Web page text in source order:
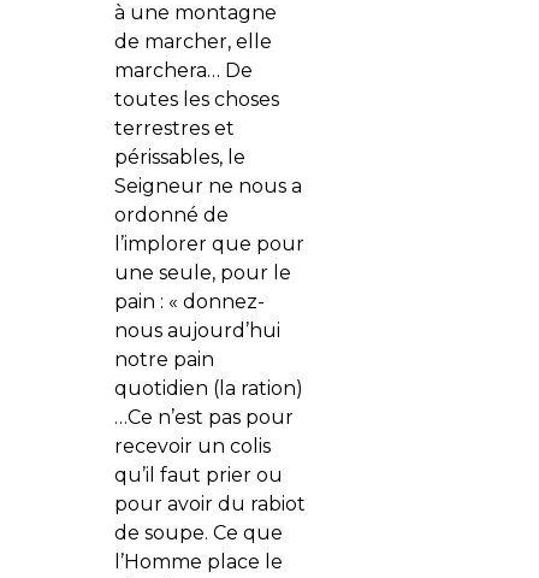
à une montagne
de marcher, elle
marchera… De
toutes les choses
terrestres et
périssables, le
Seigneur ne nous a
ordonné de
l’implorer que pour
une seule, pour le
pain : « donnez-
nous aujourd’hui
notre pain
quotidien (la ration)
…Ce n’est pas pour
recevoir un colis
qu’il faut prier ou
pour avoir du rabiot
de soupe. Ce que
l’Homme place le